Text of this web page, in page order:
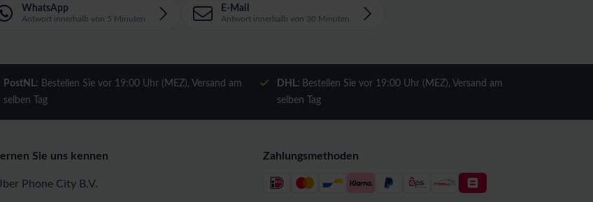
WhatsApp
Antwort innerhalb von 5 Minuten
E-Mail
Antwort innerhalb von 30 Minuten
PostNL: Bestellen Sie vor 19:00 Uhr (MEZ), Versand am
selben Tag
DHL: Bestellen Sie vor 19:00 Uhr (MEZ), Versand am
selben Tag
Sie uns kennen
Phone City B.V.
Zahlungsmethoden